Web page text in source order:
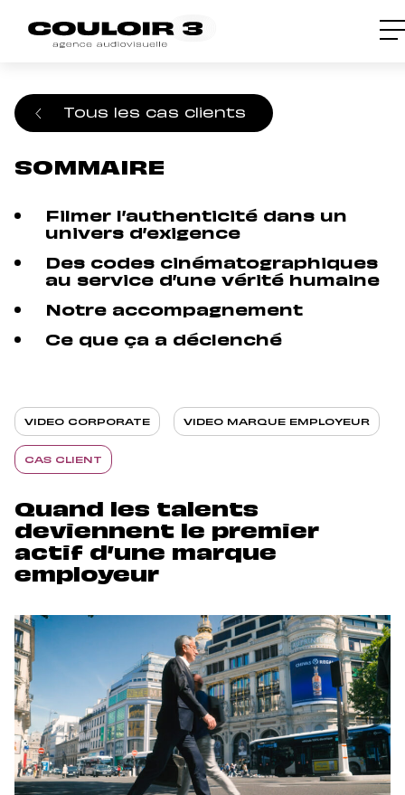
Accueil/ Cas clients /Quand les talents
deviennent le premier actif d’une marque
employeur
VIDEO CORPORATE VIDEO MARQUE EMPLOYEUR
CAS CLIENT
Quand les talents
deviennent le premier
actif d’une marque
employeur
Tous les cas clients
SOMMAIRE
Filmer l’authenticité dans un
univers d’exigence
Des codes cinématographiques
au service d’une vérité humaine
Notre accompagnement
Ce que ça a déclenché